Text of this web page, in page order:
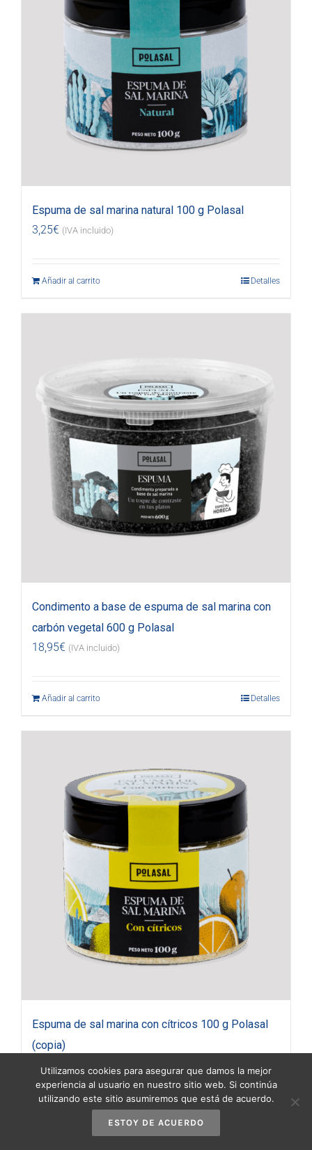
Espuma de sal marina natural 100 g Polasal
3,25€ (IVA incluido)
Añadir al carrito Detalles
Condimento a base de espuma de sal marina con
carbón vegetal 600 g Polasal
18,95€ (IVA incluido)
Añadir al carrito Detalles
Espuma de sal marina con cítricos 100 g Polasal
(copia)
3,90€ (IVA incluido)
Utilizamos cookies para asegurar que damos la mejor
experiencia al usuario en nuestro sitio web. Si continúa
utilizando este sitio asumiremos que está de acuerdo.
ESTOY DE ACUERDO